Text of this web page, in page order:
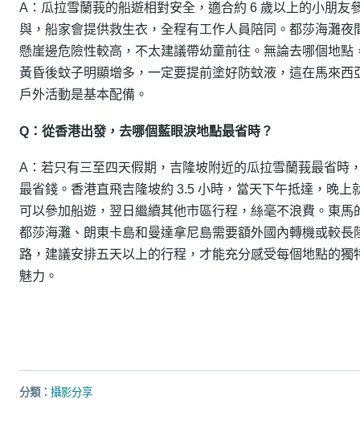
A：瓜拉雪蘭莪的船遊相對安全，適合約 6 歲以上的小朋友
與，船家會提供救生衣，全程有工作人員陪同。都莎海灘夜
懸崖邊危險性較高，不太建議帶幼童前往。無論去哪個地點
黃昏後蚊子明顯增多，一定要提前塗好防蚊液，這在馬來西
戶外活動是基本配備。
Q：從香港出發，去哪個藍眼淚地點最省時？
A：若只有三至四天假期，吉隆坡附近的瓜拉雪蘭莪最省時
最省錢。香港直飛吉隆坡約 3.5 小時，當天下午抵達，晚上
可以參加船遊，翌日繼續其他市區行程，絲毫不浪費。東馬
都莎海灘、朗東卡島和曼達拿尼島需要額外國內轉機或較長
路，建議安排五天以上的行程，才能充分感受每個地點的獨
魅力。
分類： 攝影分享